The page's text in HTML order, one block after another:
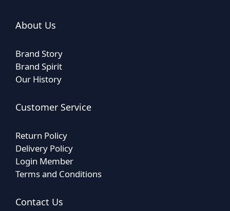
About Us
Brand Story
Brand Spirit
Our History
Customer Service
Return Policy
Delivery Policy
Login Member
Terms and Conditions
Contact Us